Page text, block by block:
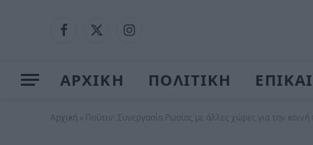
Facebook
X
Instagram
ΑΡΧΙΚΗ ΠΟΛΙΤΙΚΗ
Αρχική Πούτιν: Συνεργασία Ρωσίας με άλλες χώρες για την